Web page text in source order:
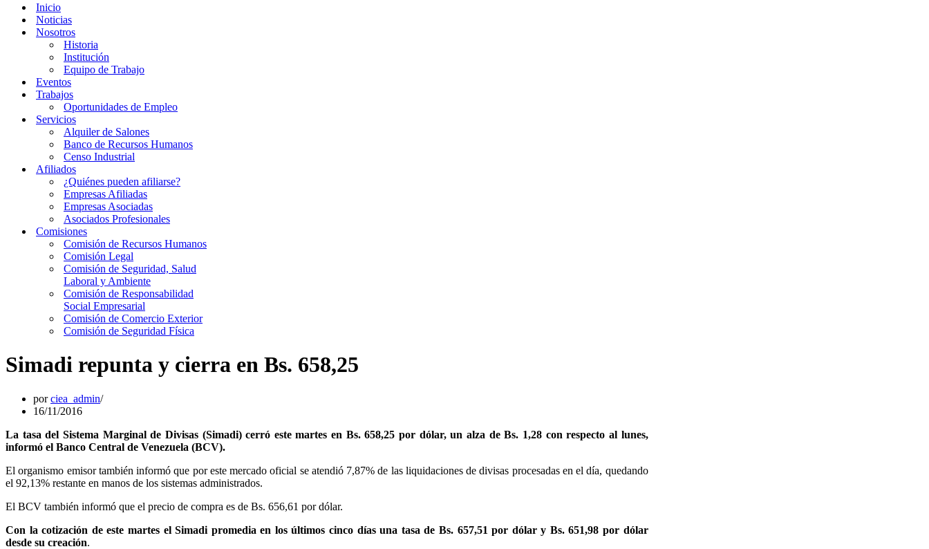
Inicio
Noticias
Nosotros
Historia
Institución
Equipo de Trabajo
Eventos
Trabajos
Oportunidades de Empleo
Servicios
Alquiler de Salones
Banco de Recursos Humanos
Censo Industrial
Afiliados
¿Quiénes pueden afiliarse?
Empresas Afiliadas
Empresas Asociadas
Asociados Profesionales
Comisiones
Comisión de Recursos Humanos
Comisión Legal
Comisión de Seguridad, Salud
Laboral y Ambiente
Comisión de Responsabilidad
Social Empresarial
Comisión de Comercio Exterior
Comisión de Seguridad Física
Simadi repunta y cierra en Bs. 658,25
porciea_admin
16/11/2016
La tasa del Sistema Marginal de Divisas (Simadi) cerró este martes en Bs. 658,25 por dólar, un alza de Bs. 1,28 con respecto al lunes,
informó el Banco Central de Venezuela (BCV).
El organismo emisor también informó que por este mercado oficial se atendió 7,87% de las liquidaciones de divisas procesadas en el día, quedando
el 92,13% restante en manos de los sistemas administrados.
El BCV también informó que el precio de compra es de Bs. 656,61 por dólar.
Con la cotización de este martes el Simadi promedia en los últimos cinco días una tasa de Bs. 657,51 por dólar y Bs. 651,98 por dólar
desde su creación.